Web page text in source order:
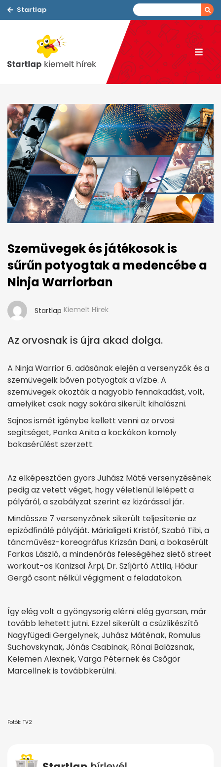
Startlap
Szemüvegek és játékosok is
sűrűn potyogtak a medencébe a
Ninja Warriorban
Startlap Kiemelt Hírek
Az orvosnak is újra akad dolga.
A Ninja Warrior 6. adásának elején a versenyzők és a
szemüvegeik bőven potyogtak a vízbe. A
szemüvegek okozták a nagyobb fennakadást, volt,
amelyiket csak nagy sokára sikerült kihalászni.
Sajnos ismét igénybe kellett venni az orvosi
segítséget, Panka Anita a kockákon komoly
bokasérülést szerzett.
Az elképesztően gyors Juhász Máté versenyzésének
pedig az vetett véget, hogy véletlenül lelépett a
pályáról, a szabályzat szerint ez kizárással jár.
Mindössze 7 versenyzőnek sikerült teljesítenie az
epizódfinálé pályáját. Márialigeti Kristóf, Szabó Tibi, a
táncművész-koreográfus Krizsán Dani, a bokasérült
Farkas László, a mindenórás feleségéhez siető street
workout-os Kanizsai Árpi, Dr. Szíjártó Attila, Hódur
Gergő csont nélkül végigment a feladatokon.
Így elég volt a gyöngysorig elérni elég gyorsan, már
tovább lehetett jutni. Ezzel sikerült a csúzlikészítő
Nagyfügedi Gergelynek, Juhász Máténak, Romulus
Suchovskynak, Jónás Csabinak, Rónai Balázsnak,
Kelemen Alexnek, Varga Péternek és Csőgör
Marcellnek is továbbkerülni.
Fotók: TV2